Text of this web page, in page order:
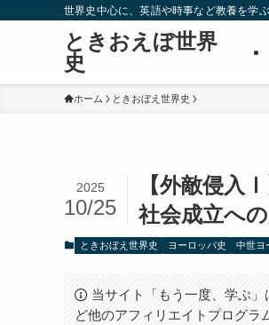
世界史中心に、英語や時事など教養を学
ときおえぼ世界
史
ホーム ときおぼえ世界史
【外敵侵入
社会成立へ
2025
10/25
ときおぼえ世界史 ヨーロッパ史 中世ヨ
当サイト「もう一度、学ぶ
ど他のアフィリエイトプログ